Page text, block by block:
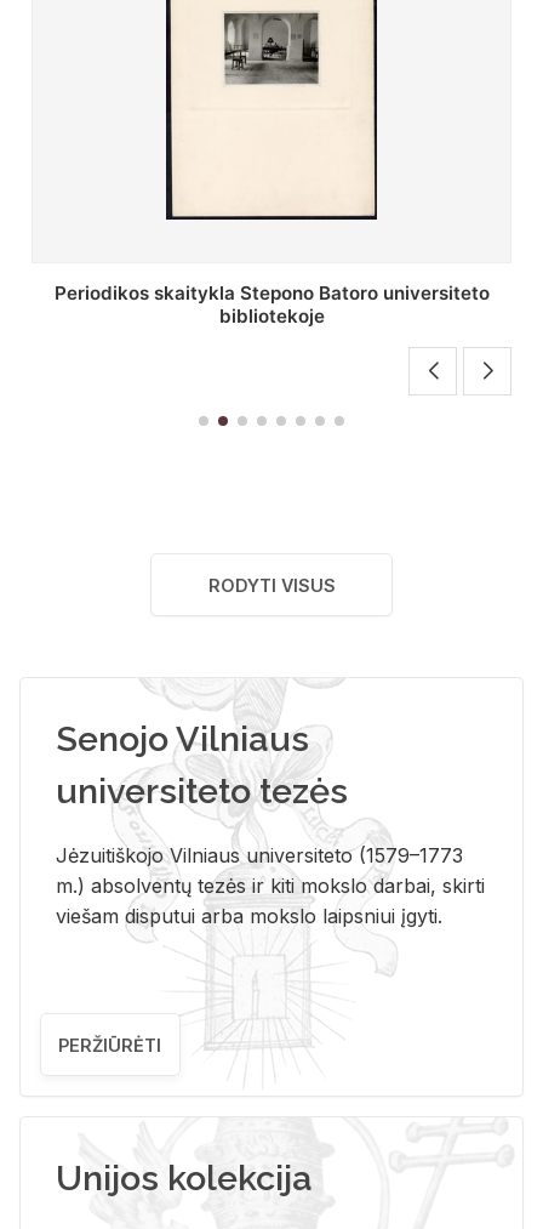
Stepono Batoro universiteto bibliotekos antrojo
aukšto fojė
RODYTI VISUS
Senojo Vilniaus
universiteto tezės
Jėzuitiškojo Vilniaus universiteto (1579–1773
m.) absolventų tezės ir kiti mokslo darbai, skirti
viešam disputui arba mokslo laipsniui įgyti.
PERŽIŪRĖTI
Unijos kolekcija